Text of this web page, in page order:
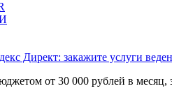
Директ: закажите услуги
от 30 000 рублей в месяц,